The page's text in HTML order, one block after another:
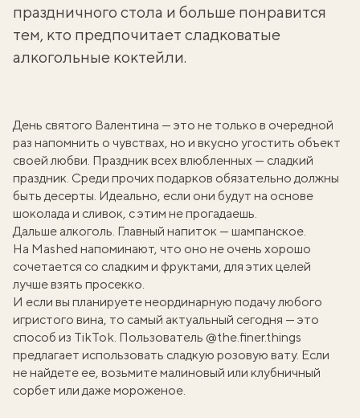
праздничного стола и больше понравится
тем, кто предпочитает сладковатые
алкогольные коктейли.
День святого Валентина — это не только в очередной
раз напомнить о чувствах, но и вкусно угостить объект
своей любви. Праздник всех влюбленных — сладкий
праздник. Среди прочих подарков обязательно должны
быть десерты. Идеально, если они будут на основе
шоколада и сливок, с этим не прогадаешь.
Дальше алкоголь. Главный напиток — шампанское.
На Мashed напоминают, что оно не очень хорошо
сочетается со сладким и фруктами, для этих целей
лучше взять просекко.
И если вы планируете неординарную подачу любого
игристого вина, то самый актуальный сегодня — это
способ из TikTok. Пользователь @the.finer.things
предлагает использовать сладкую розовую вату. Если
не найдете ее, возьмите малиновый или клубничный
сорбет или даже мороженое.